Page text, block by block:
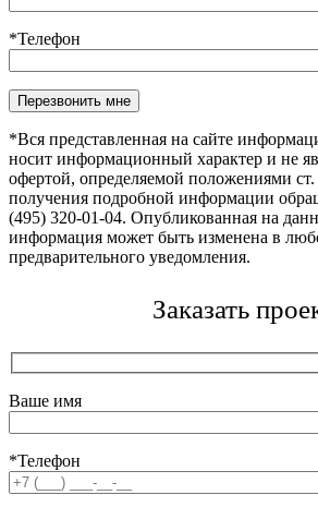
*Телефон
Оставьте это поле пустым.
*Вся представленная на сайте
носит информационный характер и не
офертой, определяемой положениями
получения подробной информации
(495) 320-01-04. Опубликованная на
информация может быть изменена в
предварительного уведомления.
Заказать
Ваше имя
*Телефон